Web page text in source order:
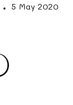
5 May 2020